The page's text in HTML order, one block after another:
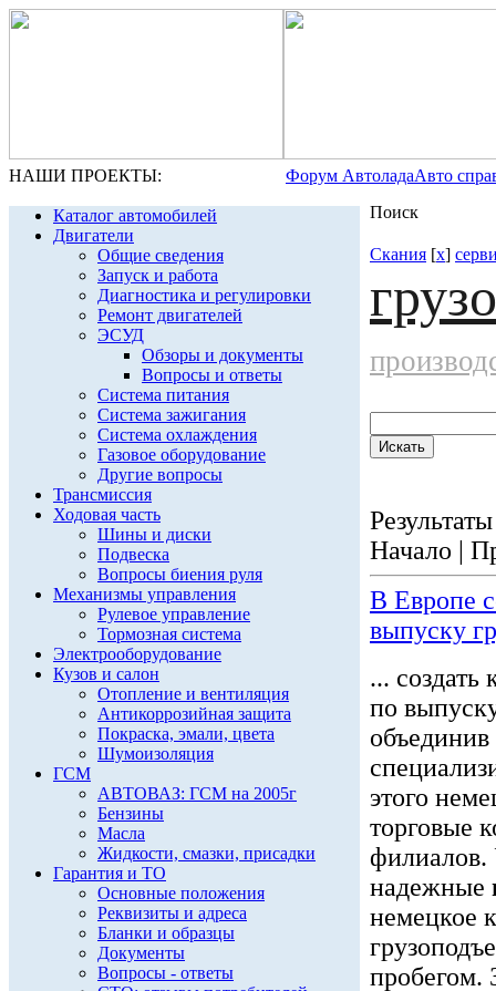
НАШИ ПРОЕКТЫ: Форум АвтоладаАвто
Каталог автомобилей
Двигатели
Общие сведения
Запуск и работа
Диагностика и регулировки
Ремонт двигателей
ЭСУД
Обзоры и документы
Вопросы и ответы
Система питания
Система зажигания
Система охлаждения
Газовое оборудование
Другие вопросы
Трансмиссия
Ходовая часть
Шины и диски
Подвеска
Вопросы биения руля
Механизмы управления
Рулевое управление
Тормозная система
Электрооборудование
Кузов и салон
Отопление и вентиляция
Антикоррозийная защита
Покраска, эмали, цвета
Шумоизоляция
ГСМ
АВТОВАЗ: ГСМ на 2005г
Бензины
Масла
Жидкости, смазки, присадки
Гарантия и ТО
Основные положения
Реквизиты и адреса
Бланки и образцы
Документы
Вопросы - ответы
Поиск
Скания [x]
Начало |
В Европе
выпуску
...
по
этого
торговые
филиалов.
надежные
немецкое
пробегом.